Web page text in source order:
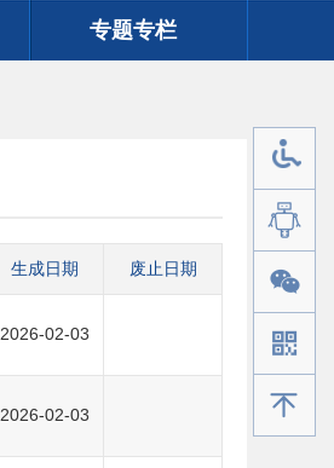
专题专栏
生成日期 废止日期
2026-02-03
2026-02-03
手机版